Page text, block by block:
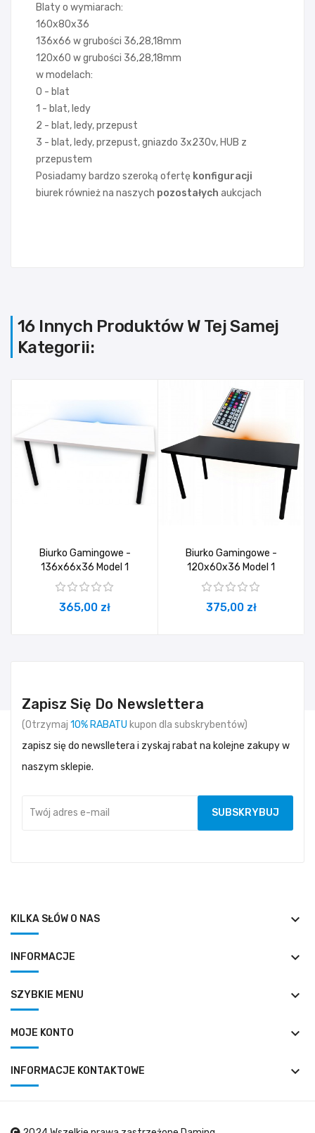
Blaty o wymiarach:
160x80x36
136x66 w grubości 36,28,18mm
120x60 w grubości 36,28,18mm
w modelach:
0 - blat
1 - blat, ledy
2 - blat, ledy, przepust
3 - blat, ledy, przepust, gniazdo 3x230v, HUB z
przepustem
Posiadamy bardzo szeroką ofertę konfiguracji
biurek również na naszych pozostałych aukcjach
16 Innych Produktów W Tej Samej
Kategorii:
Biurko Gamingowe -
136x66x36 Model 1
365,00 zł
Biurko Gamingowe -
120x60x36 Model 1
375,00 zł
Zapisz Się Do Newslettera
(Otrzymaj 10% RABATU kupon dla subskrybentów)
zapisz się do newslletera i zyskaj rabat na kolejne zakupy w
naszym sklepie.
KILKA SŁÓW O NAS keyboard_arrow_down
INFORMACJE keyboard_arrow_down
SZYBKIE MENU keyboard_arrow_down
MOJE KONTO keyboard_arrow_down
INFORMACJE KONTAKTOWE keyboard_arrow_down